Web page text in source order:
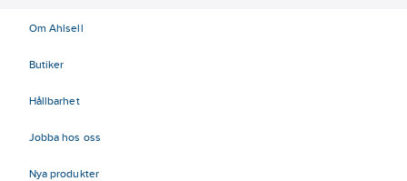
Om Ahlsell
Butiker
Hållbarhet
Jobba hos oss
Nya produkter